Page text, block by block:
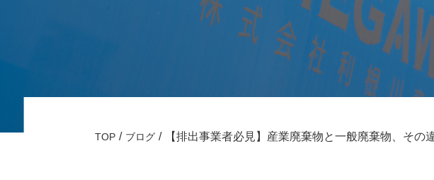
TOP ブログ 【排出事業者必見】産業廃棄物と一般廃棄物、そ